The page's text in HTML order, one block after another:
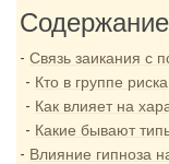
Содержание
Связь заикания с
Кто в группе риска
Как влияет на
Какие бывают
Влияние гипноза